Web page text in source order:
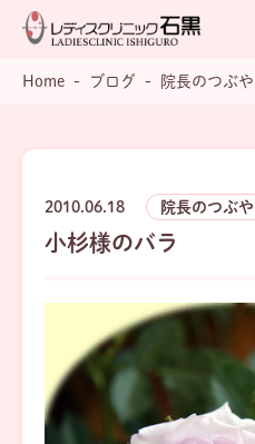
Home ブログ 院長のつぶや
2010.06.18 院長のつぶや
小杉様のバラ